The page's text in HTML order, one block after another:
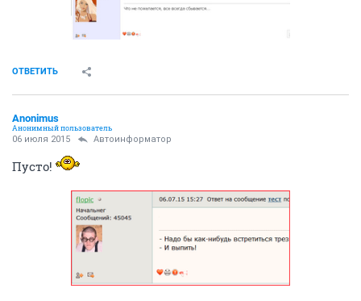
ОТВЕТИТЬ
Anоnimus
Анонимный пользователь
06 июля 2015 Автоинформатор
Пусто!